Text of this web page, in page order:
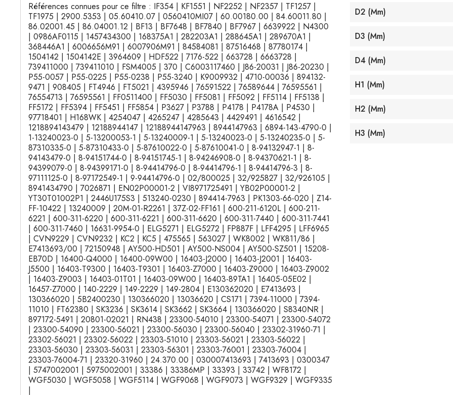
Références connues pour ce filtre : IF354 | KF1551 | NF2252 | NF2357 | TF1257 |
TF1975 | 2900.5353 | 05.60410.07 | 0560410MI07 | 60.00180.00 | 84.60011.80 |
86.02001.45 | 86.04001.12 | BF13 | BF7648 | BF7840 | BF7967 | 6639922 | N4300
| 0986AF0115 | 1457434300 | 168375A1 | 282203A1 | 288645A1 | 289670A1 |
368446A1 | 6006656M91 | 6007906M91 | 84584081 | 87516468 | 87780174 |
1504142 | 1504142E | 3964609 | HDF522 | 7176-522 | 663728 | 6663728 |
739411000 | 739411010 | FSM4005 | 370 | C6003117460 | J86-20031 | J86-20230 |
P55-0057 | P55-0225 | P55-0238 | P55-3240 | K9009932 | 4710-00036 | 894132-
9471 | 908405 | FT4946 | FT5021 | 4395946 | 76591522 | 76589644 | 76595561 |
76554713 | 76595561 | FF0511400 | FF5030 | FF5081 | FF5092 | FF5114 | FF5138 |
FF5172 | FF5394 | FF5451 | FF5854 | P3627 | P3788 | P4178 | P4178A | P4530 |
97718401 | H168WK | 4254047 | 4265247 | 4285643 | 4429491 | 4616542 |
1218894143479 | 12188944147 | 12188944147963 | 8944147963 | 6894-143-4790-0 |
1-13240023-0 | 5-13200053-1 | 5-13240009-1 | 5-13240023-0 | 5-13240235-0 | 5-
87310335-0 | 5-87310433-0 | 5-87610022-0 | 5-87610041-0 | 8-94132947-1 | 8-
94143479-0 | 8-94151744-0 | 8-94151745-1 | 8-94246908-0 | 8-94370621-1 | 8-
94399079-0 | 8-94399171-0 | 8-94414796-0 | 8-94414796-1 | 8-94414796-3 | 8-
97111125-0 | 8-97172549-1 | 9-94414796-0 | 02/800025 | 32/925827 | 32/926105 |
8941434790 | 7026871 | EN02P00001-2 | VI8971725491 | YB02P00001-2 |
YT30T01002P1 | 2446U175S3 | 513240-0230 | 894414-7963 | PK1303-66-020 | Z14-
FF-10422 | 13240009 | 20M-01-R2261 | 37Z-02-FF161 | 600-211-6120L | 600-211-
6221 | 600-311-6220 | 600-311-6221 | 600-311-6620 | 600-311-7440 | 600-311-7441
| 600-311-7460 | 16631-9954-0 | ELG5271 | ELG5272 | FP887F | LFF4295 | LFF6965
| CVN9229 | CVN9232 | KC2 | KC5 | 475565 | 563027 | WK8002 | WK811/86 |
E7413693/00 | 72150948 | AY500-HD501 | AY500-NS004 | AY500-SZ501 | 15208-
EB70D | 16400-Q4000 | 16400-09W00 | 16403-J2000 | 16403-J2001 | 16403-
J5500 | 16403-T9300 | 16403-T9301 | 16403-Z7000 | 16403-Z9000 | 16403-Z9002
| 16403-Z9003 | 16403-01T01 | 16403-09W00 | 16403-89TA1 | 16405-05E02 |
16457-Z7000 | 140-2229 | 149-2229 | 149-2804 | E130362020 | E7413693 |
130366020 | 5B2400230 | 130366020 | 13036620 | CS171 | 7394-11000 | 7394-
11010 | FT62380 | SK3236 | SK3614 | SK3662 | SK3664 | 130366020 | S8340NR |
897172-5491 | 20801-02021 | RN438 | 23300-54010 | 23300-54071 | 23300-54072
| 23300-54090 | 23300-56021 | 23300-56030 | 23300-56040 | 23302-31960-71 |
23302-56021 | 23302-56022 | 23303-51010 | 23303-56021 | 23303-56022 |
23303-56030 | 23303-56031 | 23303-56301 | 23303-76001 | 23303-76004 |
23303-76004-71 | 23320-31960 | 24.370.00 | 030007413693 | 7413693 | 0300347
| 5747002001 | 5975002001 | 33386 | 33386MP | 33393 | 33742 | WF8172 |
WGF5030 | WGF5058 | WGF5114 | WGF9068 | WGF9073 | WGF9329 | WGF9335
|
D2 (mm)
D3 (mm)
D4 (mm)
H1 (mm)
H2 (mm)
H3 (mm)